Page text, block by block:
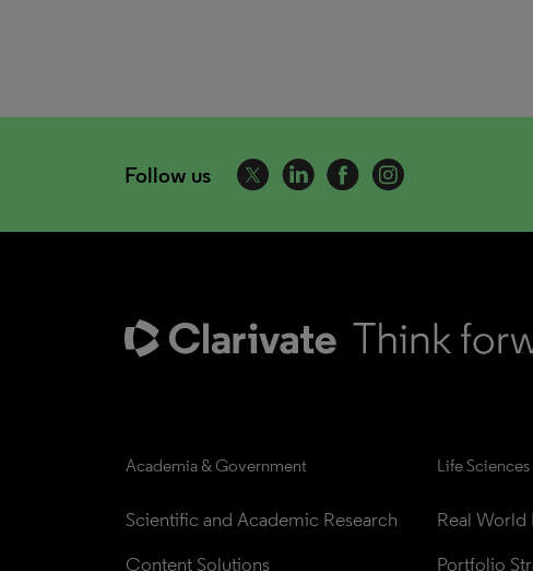
Follow us
Academia & Government
Scientific and Academic Research
Content Solutions
Life
Real World
Portfolio